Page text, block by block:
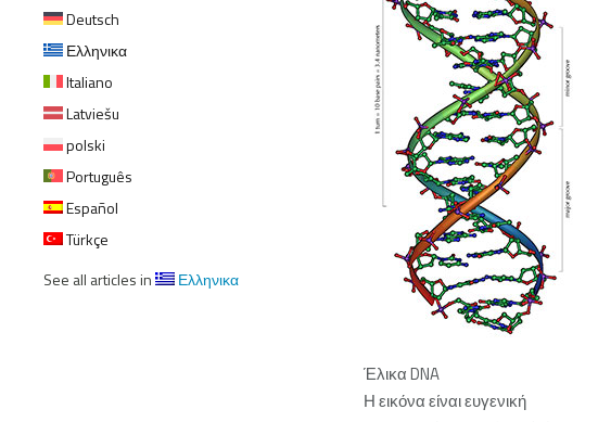
Deutsch
Ελληνικα
Italiano
Latviešu
polski
Português
Español
Türkçe
See all articles in
Ελληνικα
Έλικα DNA
Η εικόνα είναι ευγενική